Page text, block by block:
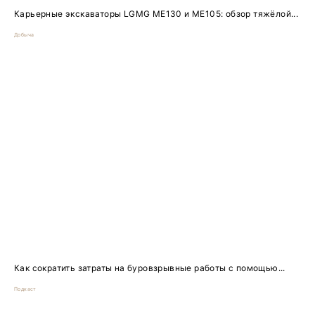
Карьерные экскаваторы LGMG ME130 и ME105: обзор тяжёлой...
Добыча
Как сократить затраты на буровзрывные работы с помощью...
Подкаст